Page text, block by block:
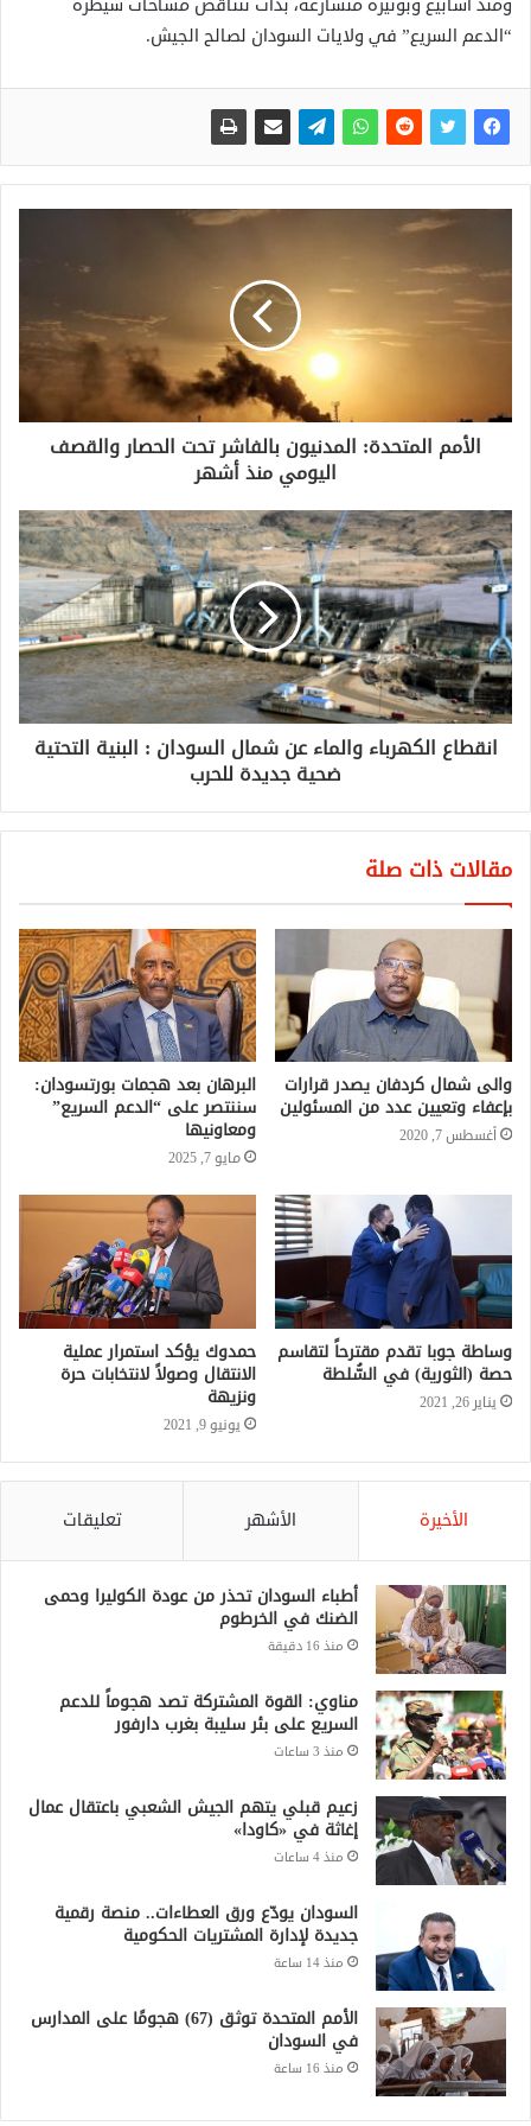
“الدعم السريع” في ولايات السودان لصالح الجيش.
الأمم المتحدة: المدنيون بالفاشر تحت الحصار والقصف
اليومي منذ أشهر
انقطاع الكهرباء والماء عن شمال السودان : البنية التحتية
ضحية جديدة للحرب
مقالات ذات صلة
والى شمال كردفان يصدر قرارات
بإعفاء وتعيين عدد من المسئولين
أغسطس 7, 2020
البرهان بعد هجمات بورتسودان:
سننتصر على “الدعم السريع”
ومعاونيها
مايو 7, 2025
وساطة جوبا تقدم مقترحاً لتقاسم
حصة (الثورية) في السُّلطة
يناير 26, 2021
حمدوك يؤكد استمرار عملية
الانتقال وصولاً لانتخابات حرة
ونزيهة
يونيو 9, 2021
الأخيرة الأشهر تعليقات
أطباء السودان تحذر من عودة الكوليرا وحمى
الضنك في الخرطوم
منذ 16 دقيقة
مناوي: القوة المشتركة تصد هجوماً للدعم
السريع على بئر سليبة بغرب دارفور
منذ 3 ساعات
زعيم قبلي يتهم الجيش الشعبي باعتقال عمال
إغاثة في «كاودا»
منذ 4 ساعات
السودان يودّع ورق العطاءات.. منصة رقمية
جديدة لإدارة المشتريات الحكومية
منذ 14 ساعة
الأمم المتحدة توثق (67) هجومًا على المدارس
في السودان
منذ 16 ساعة